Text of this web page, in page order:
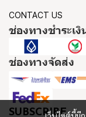
CONTACT US
ช่องทางชำระเงิ
ช่องทางจัดส่ง
SUBSCRIBE